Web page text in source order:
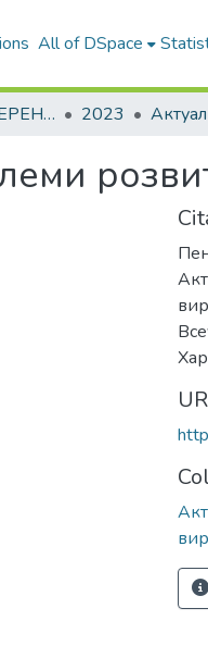
All of DSpace
МАТЕРІАЛИ КОНФЕРЕНЦІЙ 2023